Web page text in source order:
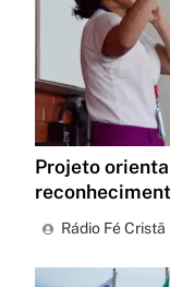
Projeto
Rádio Fé Cristã